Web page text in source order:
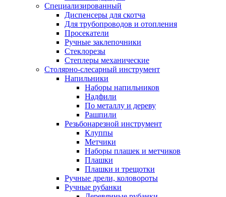
Специализированный
Диспенсеры для скотча
Для трубопроводов и отопления
Просекатели
Ручные заклепочники
Стеклорезы
Степлеры механические
Столярно-слесарный инструмент
Напильники
Наборы напильников
Надфили
По металлу и дереву
Рашпили
Резьбонарезной инструмент
Клуппы
Метчики
Наборы плашек и метчиков
Плашки
Плашки и трещотки
Ручные дрели, коловороты
Ручные рубанки